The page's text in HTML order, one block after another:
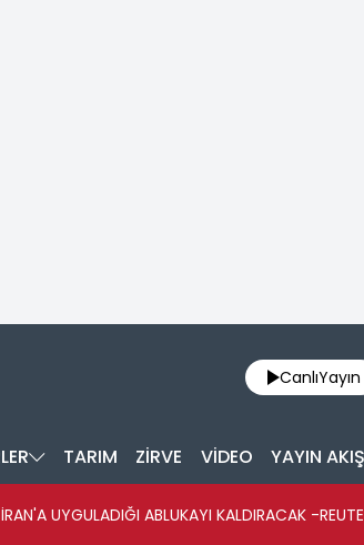
CanlıYayın
TARIM ZİRVE VİDEO YAYIN
UYGULADIĞI ABLUKAYI KALDIRACAK -